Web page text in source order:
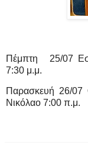
Πέμπτη 25/07
7:30 μ.μ.
Παρασκευή 26/07
Νικόλαο 7:00 π.μ.